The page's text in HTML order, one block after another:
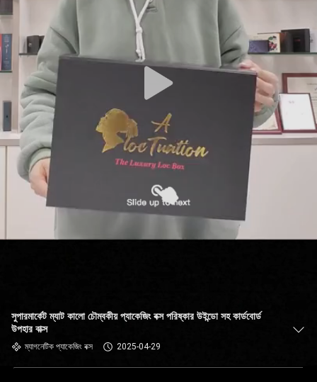
সুপারমার্কেট ম্যাট কালো চৌম্বকীয় প্যাকেজিং বক্স পরিষ্কার উইন্ডো সহ কার্ডবোর্ড
উপহার বাক্স
ম্যাগনেটিক প্যাকেজিং বক্স 2025-04-29